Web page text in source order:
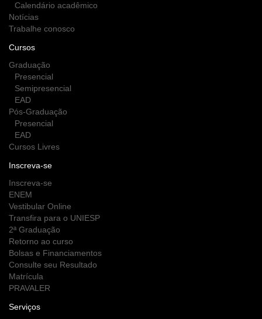
Calendário acadêmico
Notícias
Trabalhe conosco
Cursos
Graduação
Presencial
Semipresencial
EAD
Pós-Graduação
Presencial
EAD
Cursos Livres
Inscreva-se
Inscreva-se
ENEM
Vestibular Online
Transfira para o UNIESP
2ª Graduação
Retorno ao curso
Bolsas e Financiamentos
Consulte seu Resultado
Matrícula
PRAVALER
Serviços